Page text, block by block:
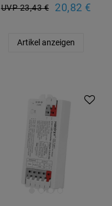
UVP 23,43 € 20,82 €
Artikel anzeigen